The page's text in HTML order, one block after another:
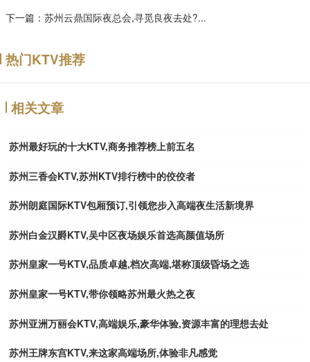
下一篇： 苏州云鼎国际夜总会,寻觅良夜去处?...
热门KTV推荐
相关文章
苏州最好玩的十大KTV,商务推荐榜上前五名
苏州三香会KTV,苏州KTV排行榜中的佼佼者
苏州朗庭国际KTV包厢预订,引领您步入高端夜生活新境界
苏州白金汉爵KTV,吴中区夜场娱乐首选高颜值场所
苏州皇家一号KTV,品质卓越,档次高端,堪称顶级昏场之选
苏州皇家一号KTV,带你领略苏州最火热之夜
苏州亚洲万丽会KTV,高端娱乐,豪华体验,资源丰富的理想去处
苏州王牌东宫KTV,来这家高端场所,体验非凡感觉